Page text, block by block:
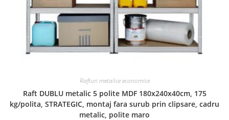
Rafturi metalice economice
Raft DUBLU metalic 5 polite MDF 180x240x40cm, 175
kg/polita, STRATEGIC, montaj fara surub prin clipsare, cadru
metalic, polite maro